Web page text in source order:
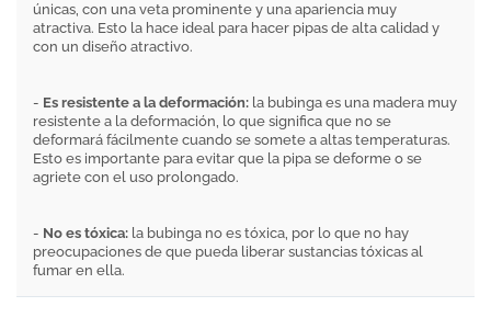
únicas, con una veta prominente y una apariencia muy
atractiva. Esto la hace ideal para hacer pipas de alta calidad y
con un diseño atractivo.
- Es resistente a la deformación: la bubinga es una madera muy
resistente a la deformación, lo que significa que no se
deformará fácilmente cuando se somete a altas temperaturas.
Esto es importante para evitar que la pipa se deforme o se
agriete con el uso prolongado.
- No es tóxica: la bubinga no es tóxica, por lo que no hay
preocupaciones de que pueda liberar sustancias tóxicas al
fumar en ella.